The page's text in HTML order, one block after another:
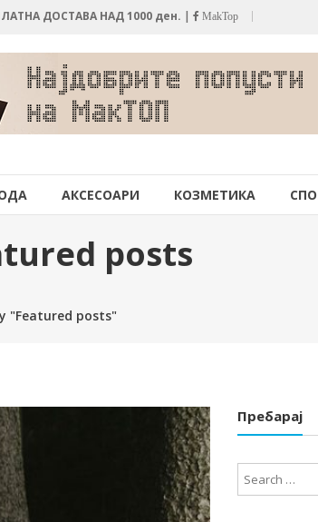
ДОСТАВА НАД 1000 ден. | MakTop
АКСЕСОАРИ КОЗМЕТИКА
posts
"Featured posts"
Пребарај